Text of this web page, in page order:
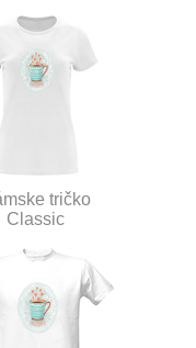
tričko
Classic